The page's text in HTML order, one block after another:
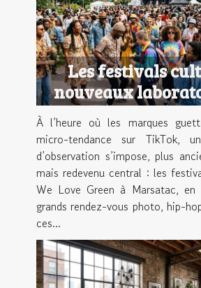
Les festivals
nouveaux
style
À l’heure où les marques
micro-tendance sur TikTok,
d’observation s’impose, plus
mais redevenu central : les
We Love Green à Marsatac, en
grands rendez-vous photo, hip-
ces...